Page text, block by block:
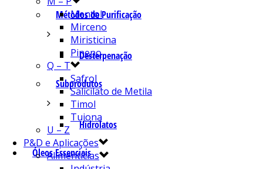
Métodos de Purificação
Desterpenação
Subprodutos
Hidrolatos
Óleos Essenciais
Mentol
Mirceno
Miristicina
Pineno
Q – T
Safrol
Salicilato de Metila
Timol
Tujona
U – Z
P&D e Aplicações
Alimentícias